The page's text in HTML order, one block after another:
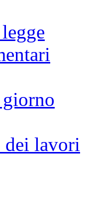
dei lavori